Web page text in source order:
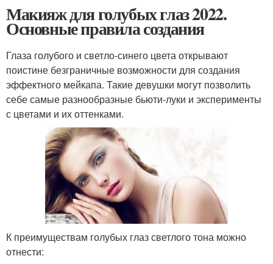
Макияж для голубых глаз 2022.
Основные правила создания
Глаза голубого и светло-синего цвета открывают
поистине безграничные возможности для создания
эффектного мейкапа. Такие девушки могут позволить
себе самые разнообразные бьюти-луки и эксперименты
с цветами и их оттенками.
К преимуществам голубых глаз светлого тона можно
отнести: